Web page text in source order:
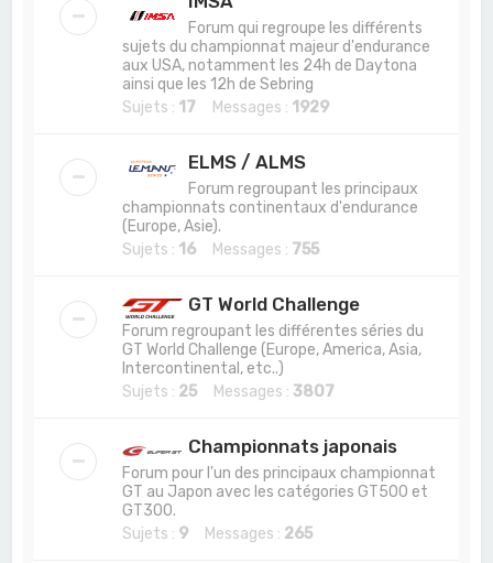
Forum qui regroupe les différents
sujets du championnat majeur d'endurance
aux USA, notamment les 24h de Daytona
ainsi que les 12h de Sebring
Sujets : 17 Messages : 1929
ELMS / ALMS
Forum regroupant les principaux
championnats continentaux d'endurance
(Europe, Asie).
Sujets : 16 Messages : 755
GT World Challenge
Forum regroupant les différentes séries du
GT World Challenge (Europe, America, Asia,
Intercontinental, etc..)
Sujets : 25 Messages : 3807
Championnats japonais
Forum pour l'un des principaux championnat
GT au Japon avec les catégories GT500 et
GT300.
Sujets : 9 Messages : 265